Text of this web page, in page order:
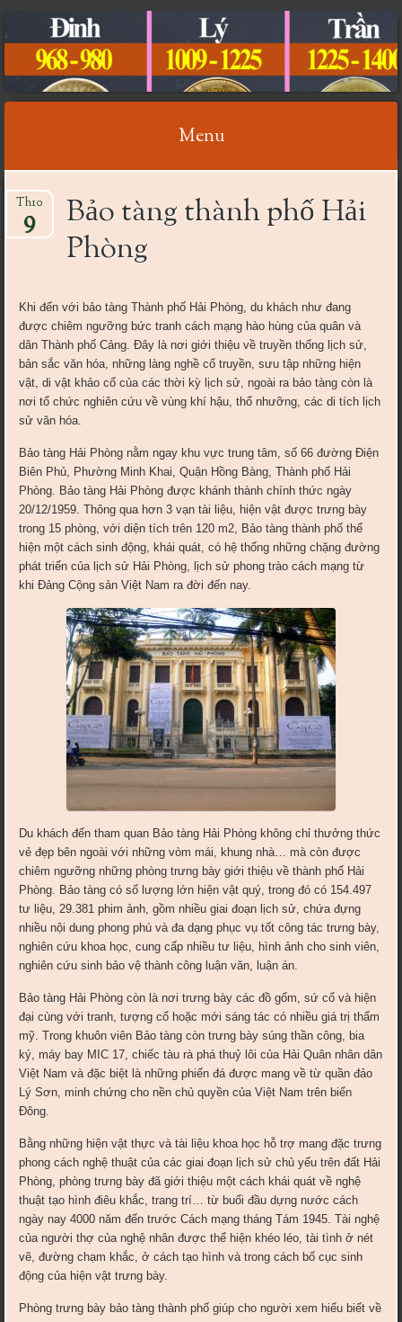
CỔ VẬT VIỆT NAM
Menu
to
content
Bảo tàng thành phố Hải
Phòng
Th10
9
Khi đến với bảo tàng Thành phố Hải Phòng, du khách như đang
được chiêm ngưỡng bức tranh cách mạng hào hùng của quân và
dân Thành phố Cảng. Đây là nơi giới thiệu về truyền thống lịch sử,
bản sắc văn hóa, những làng nghề cổ truyền, sưu tập những hiện
vật, di vật khảo cổ của các thời kỳ lịch sử, ngoài ra bảo tàng còn là
nơi tổ chức nghiên cứu về vùng khí hậu, thổ nhưỡng, các di tích lịch
sử văn hóa.
Bảo tàng Hải Phòng nằm ngay khu vực trung tâm, số 66 đường Điện
Biên Phủ, Phường Minh Khai, Quận Hồng Bàng, Thành phố Hải
Phòng. Bảo tàng Hải Phòng được khánh thành chính thức ngày
20/12/1959. Thông qua hơn 3 vạn tài liệu, hiện vật được trưng bày
trong 15 phòng, với diện tích trên 120 m2, Bảo tàng thành phố thể
hiện một cách sinh động, khái quát, có hệ thống những chặng đường
phát triển của lịch sử Hải Phòng, lịch sử phong trào cách mạng từ
khi Đảng Cộng sản Việt Nam ra đời đến nay.
Du khách đến tham quan Bảo tàng Hải Phòng không chỉ thưởng thức
vẻ đẹp bên ngoài với những vòm mái, khung nhà… mà còn được
chiêm ngưỡng những phòng trưng bày giới thiệu về thành phố Hải
Phòng. Bảo tàng có số lượng lớn hiện vật quý, trong đó có 154.497
tư liệu, 29.381 phim ảnh, gồm nhiều giai đoạn lịch sử, chứa đựng
nhiều nội dung phong phú và đa dạng phục vụ tốt công tác trưng bày,
nghiên cứu khoa học, cung cấp nhiều tư liệu, hình ảnh cho sinh viên,
nghiên cứu sinh bảo vệ thành công luận văn, luận án.
Bảo tàng Hải Phòng còn là nơi trưng bày các đồ gốm, sứ cổ và hiện
đại cùng với tranh, tượng cổ hoặc mới sáng tác có nhiều giá trị thẩm
mỹ. Trong khuôn viên Bảo tàng còn trưng bày súng thần công, bia
ký, máy bay MIC 17, chiếc tàu rà phá thuỷ lôi của Hải Quân nhân dân
Việt Nam và đặc biệt là những phiến đá được mang về từ quần đảo
Lý Sơn, minh chứng cho nền chủ quyền của Việt Nam trên biển
Đông.
Bằng những hiện vật thực và tài liệu khoa học hỗ trợ mang đặc trưng
phong cách nghệ thuật của các giai đoạn lịch sử chủ yếu trên đất Hải
Phòng, phòng trưng bày đã giới thiệu một cách khái quát về nghệ
thuật tạo hình điêu khắc, trang trí… từ buổi đầu dựng nước cách
ngày nay 4000 năm đến trước Cách mạng tháng Tám 1945. Tài nghệ
của người thợ của nghệ nhân được thể hiện khéo léo, tài tình ở nét
vẽ, đường chạm khắc, ở cách tạo hình và trong cách bố cục sinh
động của hiện vật trưng bày.
Phòng trưng bày bảo tàng thành phố giúp cho người xem hiểu biết về